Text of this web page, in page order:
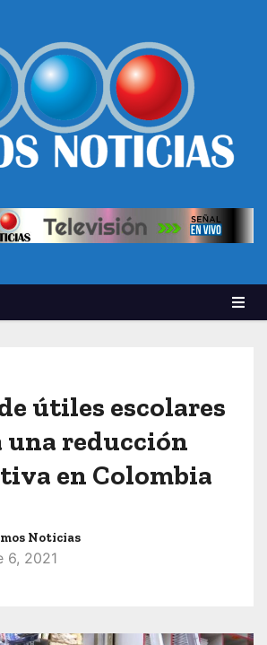
útiles escolares
una reducción
en Colombia
Noticias
6, 2021